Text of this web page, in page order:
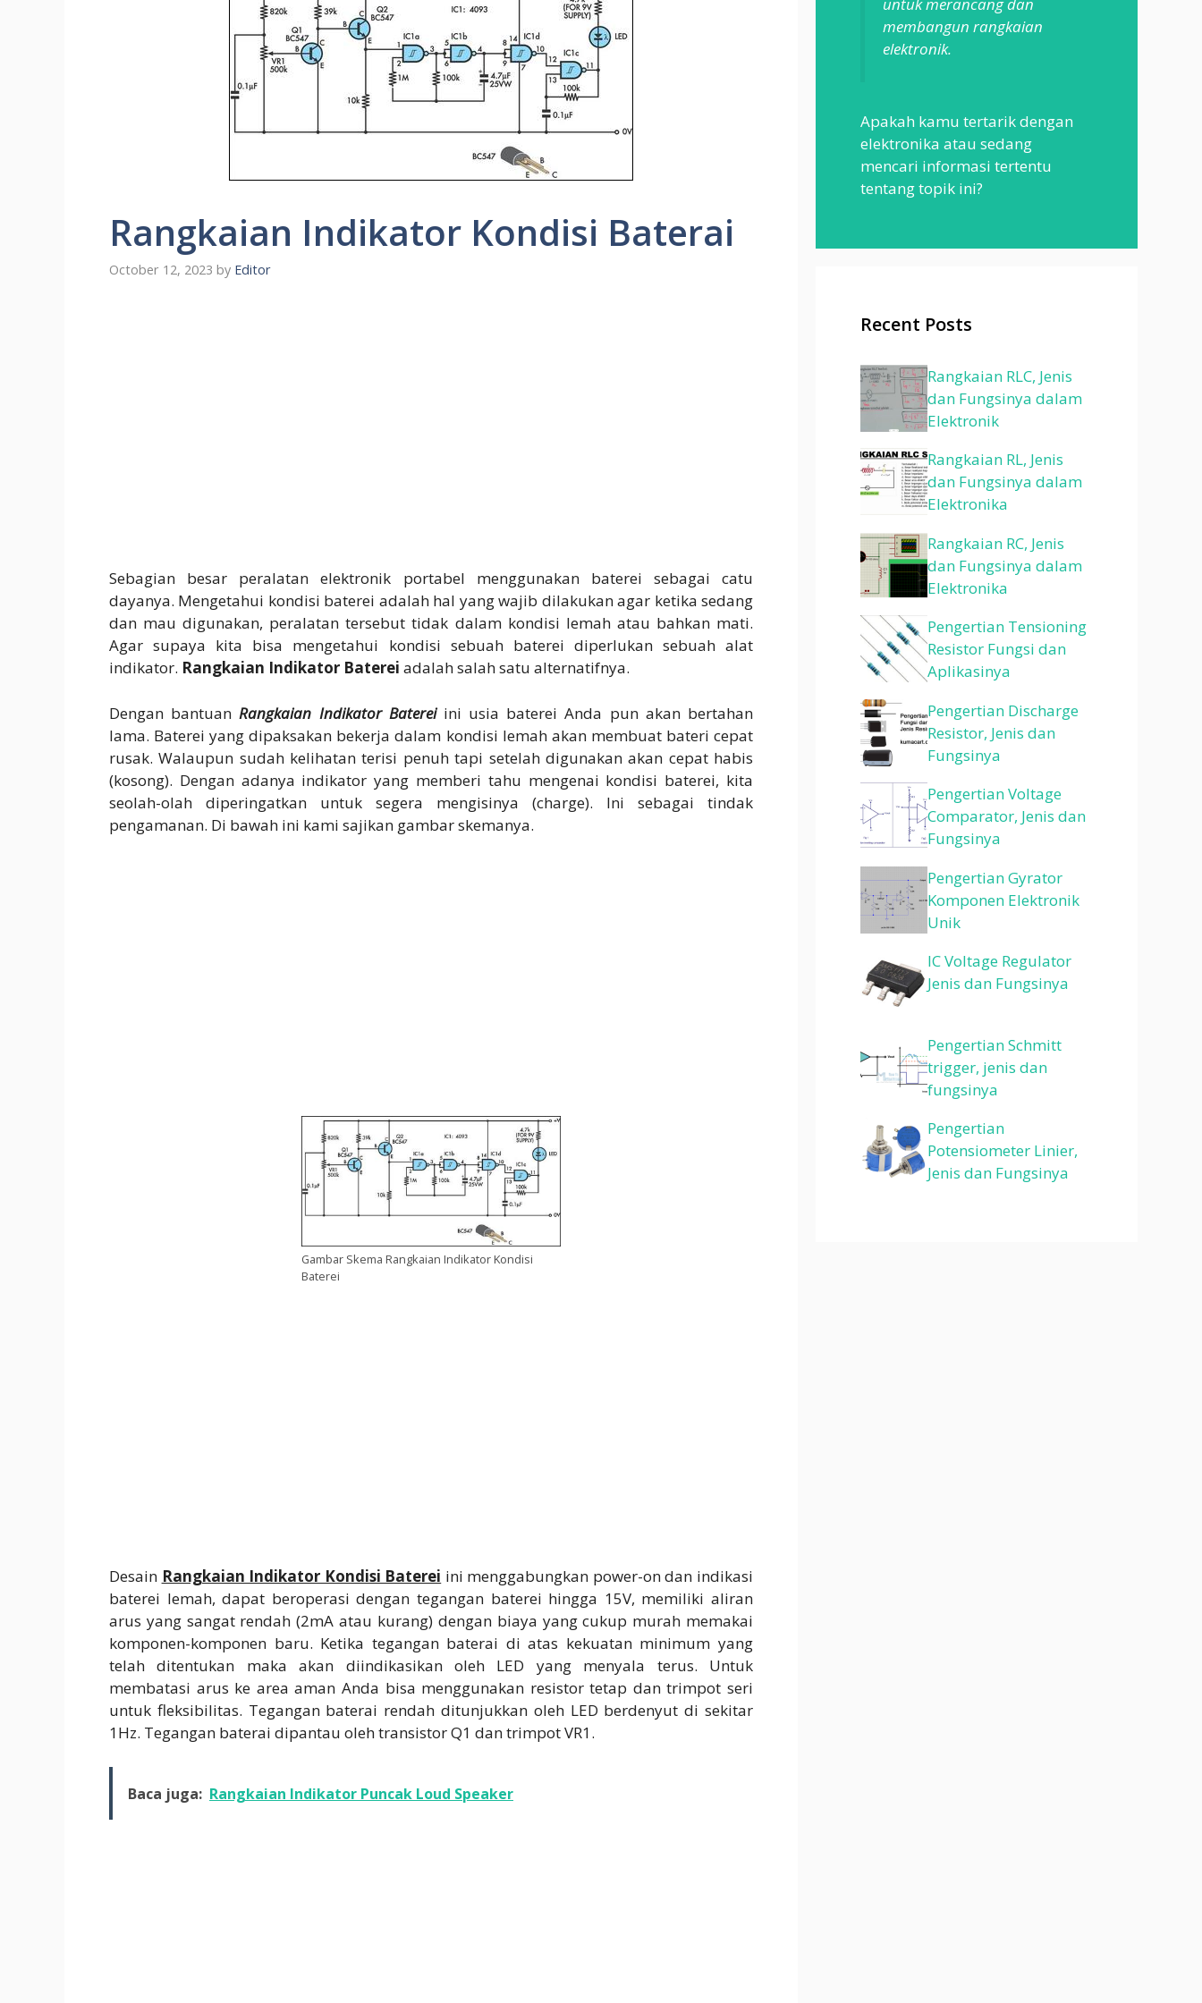
Rangkaian Indikator Kondisi Baterai
October 12, 2023 by Editor
Sebagian besar peralatan elektronik portabel menggunakan baterei sebagai catu
dayanya. Mengetahui kondisi baterei adalah hal yang wajib dilakukan agar ketika sedang
dan mau digunakan, peralatan tersebut tidak dalam kondisi lemah atau bahkan mati.
Agar supaya kita bisa mengetahui kondisi sebuah baterei diperlukan sebuah alat
indikator. Rangkaian Indikator Baterei adalah salah satu alternatifnya.
Dengan bantuanRangkaian Indikator Batereiini usia baterei Anda pun akan bertahan
lama. Baterei yang dipaksakan bekerja dalam kondisi lemah akan membuat bateri cepat
rusak. Walaupun sudah kelihatan terisi penuh tapi setelah digunakan akan cepat habis
(kosong). Dengan adanya indikator yang memberi tahu mengenai kondisi baterei, kita
seolah-olah diperingatkan untuk segera mengisinya (charge). Ini sebagai tindak
pengamanan. Di bawah ini kami sajikan gambar skemanya.
Gambar Skema Rangkaian Indikator Kondisi
Baterei
Desain Rangkaian Indikator Kondisi Baterei ini menggabungkan power-on dan indikasi
baterei lemah, dapat beroperasi dengan tegangan baterei hingga 15V, memiliki aliran
arus yang sangat rendah (2mA atau kurang) dengan biaya yang cukup murah memakai
komponen-komponen baru. Ketika tegangan baterai di atas kekuatan minimum yang
telah ditentukan maka akan diindikasikan oleh LED yang menyala terus. Untuk
membatasi arus ke area aman Anda bisa menggunakan resistor tetap dan trimpot seri
untuk fleksibilitas. Tegangan baterai rendah ditunjukkan oleh LED berdenyut di sekitar
1Hz. Tegangan baterai dipantau oleh transistor Q1 dan trimpot VR1.
Baca juga: Rangkaian Indikator Puncak Loud Speaker
membangun rangkaian
elektronik.
Apakah kamu tertarik dengan
elektronika atau sedang
mencari informasi tertentu
tentang topik ini?
Recent Posts
Rangkaian RLC, Jenis
dan Fungsinya dalam
Elektronik
Rangkaian RL, Jenis
dan Fungsinya dalam
Elektronika
Rangkaian RC, Jenis
dan Fungsinya dalam
Elektronika
Pengertian Tensioning
Resistor Fungsi dan
Aplikasinya
Pengertian Discharge
Resistor, Jenis dan
Fungsinya
Pengertian Voltage
Comparator, Jenis dan
Fungsinya
Pengertian Gyrator
Komponen Elektronik
Unik
IC Voltage Regulator
Jenis dan Fungsinya
Pengertian Schmitt
trigger, jenis dan
fungsinya
Pengertian
Potensiometer Linier,
Jenis dan Fungsinya